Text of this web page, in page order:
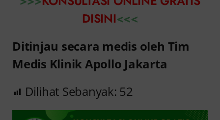
DISINI<<<
Ditinjau secara medis oleh Tim
Medis Klinik Apollo Jakarta
Dilihat Sebanyak: 52